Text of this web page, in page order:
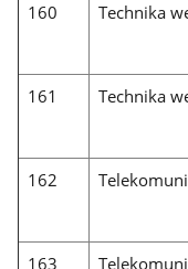
160 Technika
161 Technika
162
163